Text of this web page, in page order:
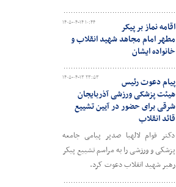
۱۴۰۵-۰۴-۱۴ ۱۰:۴۴
اقامه نماز بر پیکر
مطهر امام مجاهد شهید انقلاب و
خانواده ایشان
۱۴۰۵-۰۴-۱۳ ۲۳:۵۳
پیام دعوت رئیس
هیئت پزشکی ورزشی آذربایجان
شرقی برای حضور در آیین تشییع
قائد انقلاب
دکتر قوام لالهبا صدپر پیامی جامعه
پزشکی و ورزشی را به مراسم تشییع پیکر
رهبر شهید انقلاب دعوت کرد.